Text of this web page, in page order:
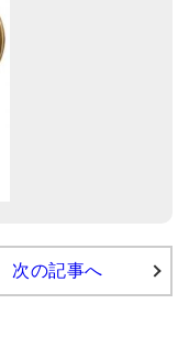
次の記事へ